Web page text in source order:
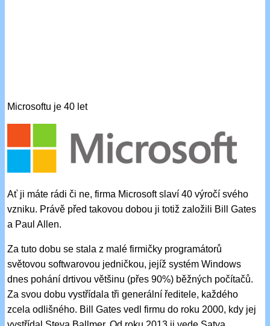
Microsoftu je 40 let
Ať ji máte rádi či ne, firma Microsoft slaví 40 výročí svého
vzniku. Právě před takovou dobou ji totiž založili Bill Gates
a Paul Allen.
Za tuto dobu se stala z malé firmičky programátorů
světovou softwarovou jedničkou, jejíž systém Windows
dnes pohání drtivou většinu (přes 90%) běžných počítačů.
Za svou dobu vystřídala tři generální ředitele, každého
zcela odlišného. Bill Gates vedl firmu do roku 2000, kdy jej